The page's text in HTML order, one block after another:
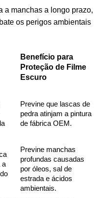
a manchas a longo prazo,
os perigos ambientais
Benefício para
Proteção de Filme
Escuro
Previne que lascas de
pedra atinjam a pintura
de fábrica OEM.
a
Previne manchas
profundas causadas
por óleos, sal de
estrada e ácidos
ambientais.